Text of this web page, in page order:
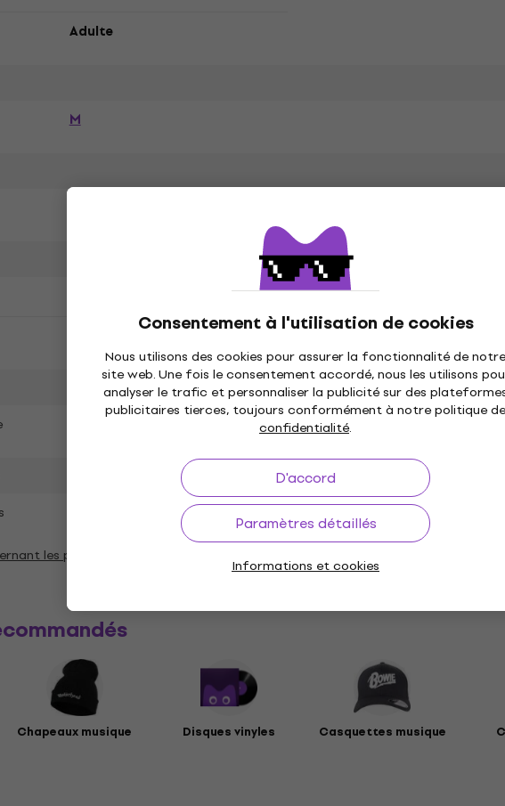
Consentement à l'utilisation de cookies
Nous utilisons des cookies pour assurer la fonctionnalité de notre
site web. Une fois le consentement accordé, nous les utilisons
analyser le trafic et personnaliser la publicité sur des
publicitaires tierces, toujours conformément à notre politique de
confidentialité.
D'accord
Paramètres détaillés
Informations et cookies
Adulte
M
Spécifications matérielles
les paramètres
Chapeaux musique Disques vinyles Casquettes musique